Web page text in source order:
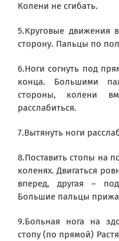
Колени не сгибать.
5.Круговые движения
сторону. Пальцы по
6.Ноги согнуть под
конца. Большими
стороны, колени
расслабиться.
7.Вытянуть ноги
8.Поставить стопы на
коленях. Двигаться
вперед, другая –
Большие пальцы
9.Больная нога на
стопу (по прямой)